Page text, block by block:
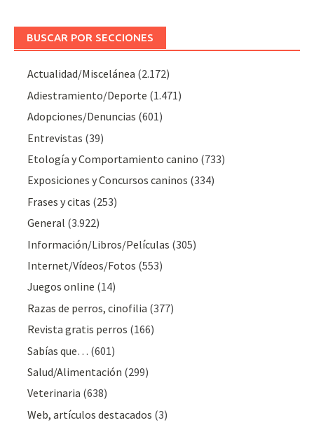
BUSCAR POR SECCIONES
Actualidad/Miscelánea (2.172)
Adiestramiento/Deporte (1.471)
Adopciones/Denuncias (601)
Entrevistas (39)
Etología y Comportamiento canino (733)
Exposiciones y Concursos caninos (334)
Frases y citas (253)
General (3.922)
Información/Libros/Películas (305)
Internet/Vídeos/Fotos (553)
Juegos online (14)
Razas de perros, cinofilia (377)
Revista gratis perros (166)
Sabías que… (601)
Salud/Alimentación (299)
Veterinaria (638)
Web, artículos destacados (3)